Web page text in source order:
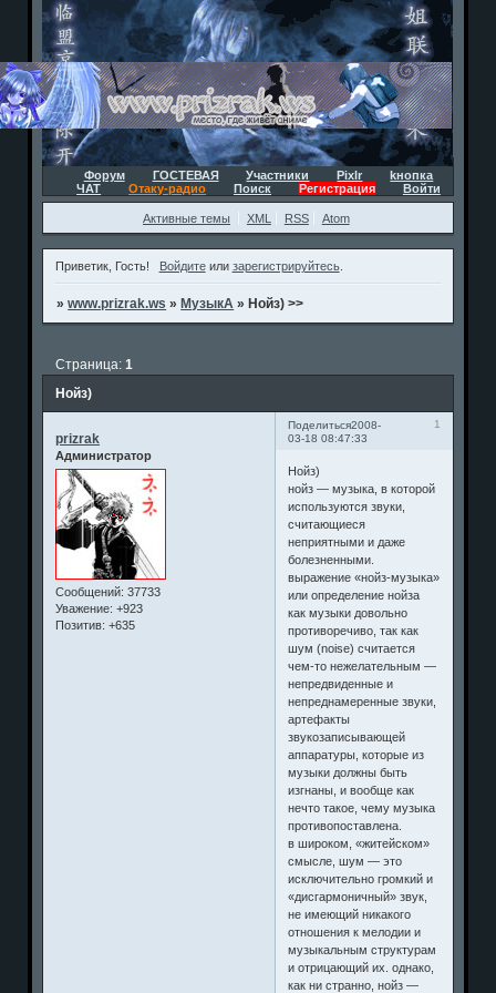
Форум ГОСТЕВАЯ Участники Pixlr
kнопка
ЧАТ
Отаку-радио Поиск Регистрация Войти
Активные темы XML RSS Atom
Приветик, Гость! Войдитеили зарегистрируйтесь.
»www.prizrak.ws » МузыкА » Нойз) >>
Нойз)
Страница:1
Поделиться 1
2008-
03-18 08:47:33
prizrak
Администратор
Сообщений: 37733
Уважение: +923
Позитив: +635
Нойз)
нойз — музыка, в которой
используются звуки,
считающиеся
неприятными и даже
болезненными.
выражение «нойз-музыка»
или определение нойза
как музыки довольно
противоречиво, так как
шум (noise) считается
чем-то нежелательным —
непредвиденные и
непреднамеренные звуки,
артефакты
звукозаписывающей
аппаратуры, которые из
музыки должны быть
изгнаны, и вообще как
нечто такое, чему музыка
противопоставлена.
в широком, «житейском»
смысле, шум — это
исключительно громкий и
«дисгармоничный» звук,
не имеющий никакого
отношения к мелодии и
музыкальным структурам
и отрицающий их. однако,
как ни странно, нойз —